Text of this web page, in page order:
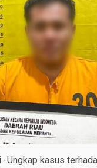
-Ungkap kasus